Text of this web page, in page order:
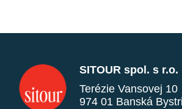
SITOUR spol. s r.o.
Terézie Vansovej 10
974 01 Banská